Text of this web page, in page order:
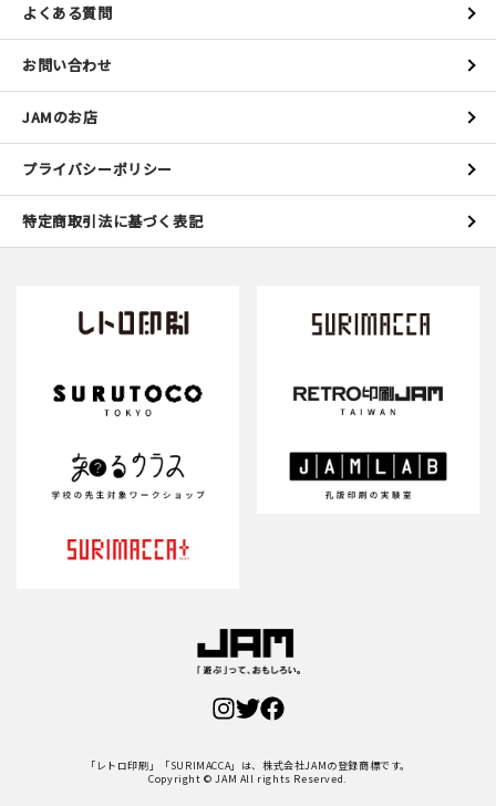
よくある質問
お問い合わせ
JAMのお店
プライバシーポリシー
特定商取引法に基づく表記
「レトロ印刷」「SURIMACCA」は、株式会社JAMの登録商標です。
Copyright © JAM All rights Reserved.